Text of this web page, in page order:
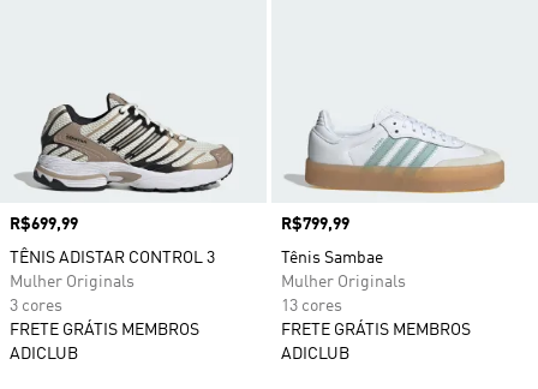
Preço
R$699,99
TÊNIS ADISTAR CONTROL 3
Mulher Originals
3 cores
FRETE GRÁTIS MEMBROS
ADICLUB
Preço
R$799,99
Tênis Sambae
Mulher Originals
13 cores
FRETE GRÁTIS MEMBROS
ADICLUB